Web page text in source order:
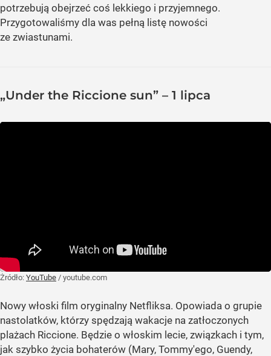
potrzebują obejrzeć coś lekkiego i przyjemnego.
Przygotowaliśmy dla was pełną listę nowości
ze zwiastunami.
„Under the Riccione sun” – 1 lipca
Żródło: YouTube / youtube.com
Nowy włoski film oryginalny Netfliksa. Opowiada o grupie
nastolatków, którzy spędzają wakacje na zatłoczonych
plażach Riccione. Będzie o włoskim lecie, związkach i tym,
jak szybko życia bohaterów (Mary, Tommy'ego, Guendy,